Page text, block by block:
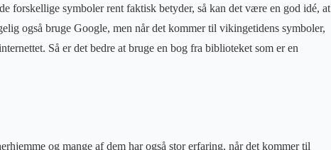
forskellige symboler rent faktisk betyder, så kan det være en god idé, at
også bruge Google, men når det kommer til vikingetidens symboler,
Så er det bedre at bruge en bog fra biblioteket som er en
og mange af dem har også stor erfaring, når det kommer til